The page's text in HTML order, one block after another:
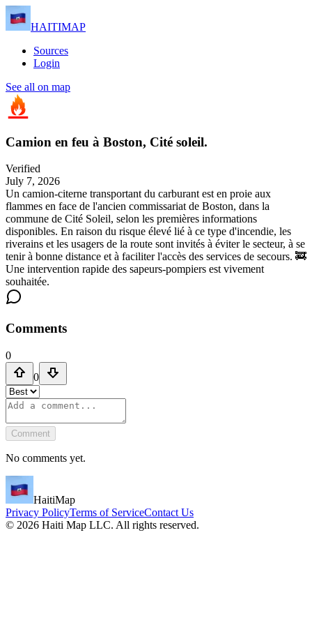
HAITIMAP
Sources
Login
See all on map
Camion en feu à Boston, Cité soleil.
Verified
July 7, 2026
Un camion-citerne transportant du carburant est en proie aux
flammes en face de l'ancien commissariat de Boston, dans la
commune de Cité Soleil, selon les premières informations
disponibles. En raison du risque élevé lié à ce type d'incendie, les
riverains et les usagers de la route sont invités à éviter le secteur, à se
tenir à bonne distance et à faciliter l'accès des services de secours. 🚒
Une intervention rapide des sapeurs-pompiers est vivement
souhaitée.
Comments
0
0
Comment
No comments yet.
HaitiMap
Privacy PolicyTerms of ServiceContact Us
© 2026 Haiti Map LLC. All rights reserved.